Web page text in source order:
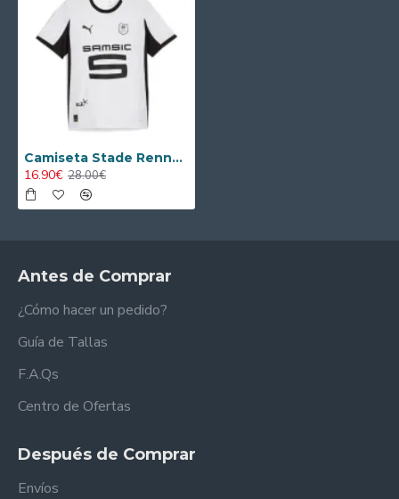
Camiseta Stade Rennais Away 2025/2026 Blanco
16.90€ 28.00€
Antes de Comprar
¿Cómo hacer un pedido?
Guía de Tallas
F.A.Qs
Centro de Ofertas
Después de Comprar
Envíos